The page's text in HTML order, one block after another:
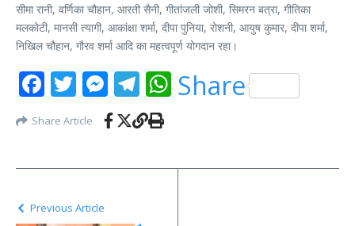
सीमा रानी, वर्णिका चौहान, आरती सैनी, गीतांजली जोशी, सिमरन बत्रा, गीतिका
मलकोटी, मानसी त्यागी, आकांक्षा शर्मा, दीपा पुनिया, रोशनी, आयुष कुमार, दीपा शर्मा,
निखिल चौहान, गौरव शर्मा आदि का महत्वपूर्ण योगदान रहा।
Facebook
Twitter
Messenger
Telegram
WhatsApp
Share
Share Article
Previous Article